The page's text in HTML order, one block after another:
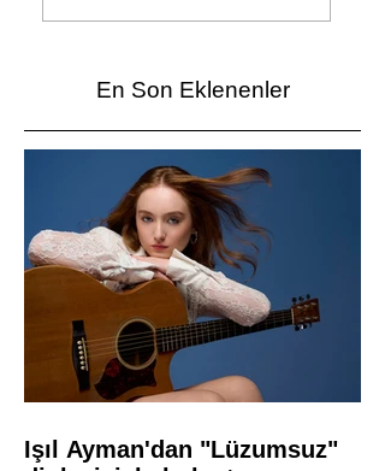
En Son Eklenenler
Işıl Ayman'dan "Lüzumsuz"